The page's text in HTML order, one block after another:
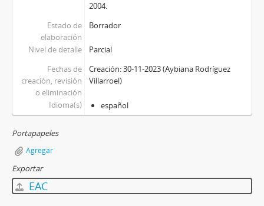
2004.
Estado de
elaboración
Borrador
Nivel de detalle
Parcial
Fechas de
creación, revisión
o eliminación
Creación: 30-11-2023 (Aybiana Rodríguez
Villarroel)
Idioma(s) español
Portapapeles
Agregar
Exportar
EAC